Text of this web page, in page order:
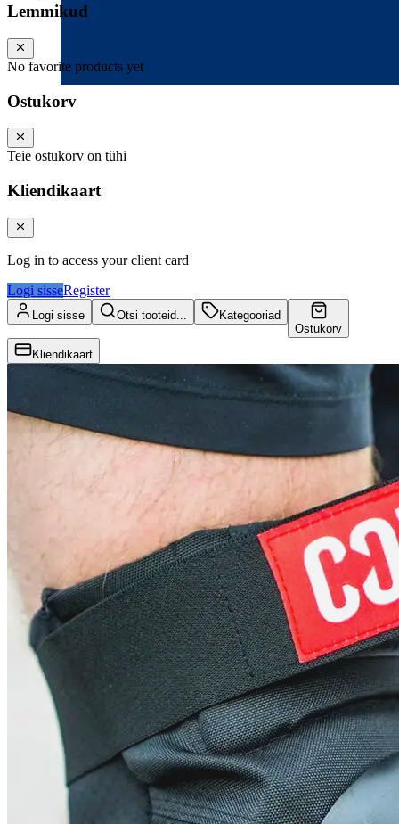
Lemmikud
No favorite products yet
Ostukorv
Teie ostukorv on tühi
Kliendikaart
Log in to access your client card
Logi sisseRegister
Logi sisse Otsi tooteid...
Kategooriad
Ostukorv
Kliendikaart